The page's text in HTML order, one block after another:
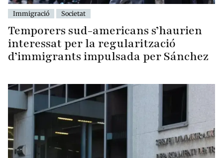
Immigració Societat
Temporers sud-americans s’haurien
interessat per la regularització
d’immigrants impulsada per Sánchez